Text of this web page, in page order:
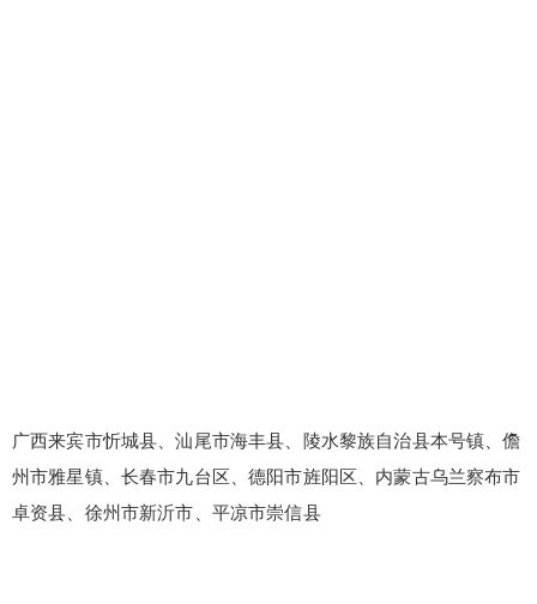
广西来宾市忻城县、汕尾市海丰县、陵水黎族自治县本号镇、儋
州市雅星镇、长春市九台区、德阳市旌阳区、内蒙古乌兰察布市
卓资县、徐州市新沂市、平凉市崇信县